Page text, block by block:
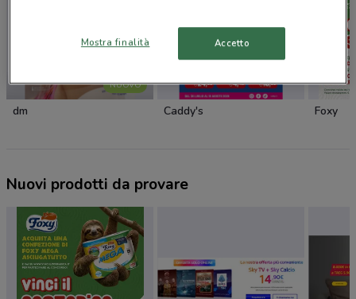
NUOVO
dm Caddy's Foxy
Nuovi prodotti da provare
Mostra finalità Accetto